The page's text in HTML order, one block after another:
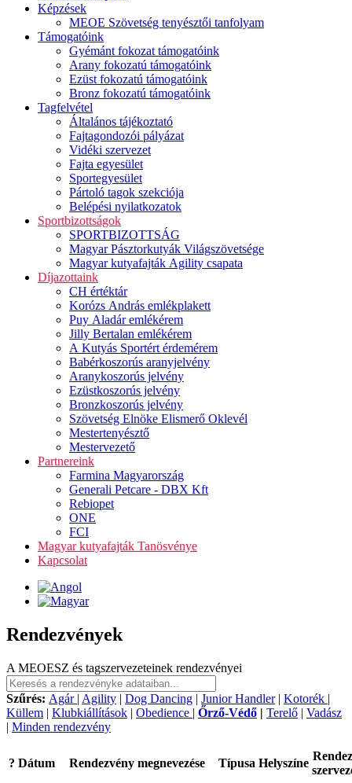
Képzések
MEOE Szövetség tenyésztői tanfolyam
Támogatóink
Gyémánt fokozat támogatóink
Arany fokozatú támogatóink
Ezüst fokozatú támogatóink
Bronz fokozatú támogatóink
Tagfelvétel
Általános tájékoztató
Fajtagondozói pályázat
Vidéki szervezet
Fajta egyesület
Sportegyesület
Pártoló tagok szekciója
Belépési nyilatkozatok
Sportbizottságok
SPORTBIZOTTSÁG
Magyar Pásztorkutyák Világszövetsége
Magyar kutyafajták Agility csapata
Díjazottaink
CH értéktár
Korózs András emlékplakett
Puy Aladár emlékérem
Jilly Bertalan emlékérem
A Kutyás Sportért érdemérem
Babérkoszorús aranyjelvény
Aranykoszorús jelvény
Ezüstkoszorús jelvény
Bronzkoszorús jelvény
Szövetség Elnöke Elismerő Oklevél
Mestertenyésztő
Mestervezető
Partnereink
Farmina Magyarország
Generali Petcare - DBX Kft
Rebiopet
ONE
FCI
Magyar kutyafajták Tanösvénye
Kapcsolat
Rendezvények
A MEOESZ és tagszervezeteinek rendezvényei
Szűrés: Agár | Agility | Dog Dancing | Junior Handler| Kotorék |
Küllem | Klubkiállítások | Obedience | Őrző-Védő | Terelő | Vadász
| Minden rendezvény
? Dátum Rendezvény megnevezése Típusa Helyszíne